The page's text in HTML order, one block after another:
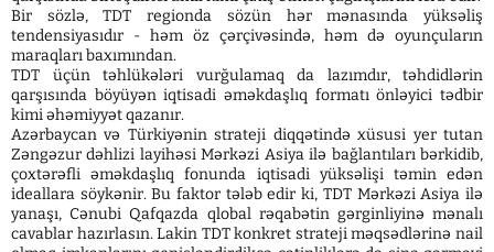
Bir sözlə, TDT regionda sözün hər mənasında yüksəliş
tendensiyasıdır - həm öz çərçivəsində, həm də oyunçuların
maraqları baxımından.
TDT üçün təhlükələri vurğulamaq da lazımdır, təhdidlərin
qarşısında böyüyən iqtisadi əməkdaşlıq formatı önləyici tədbir
kimi əhəmiyyət qazanır.
Azərbaycan və Türkiyənin strateji diqqətində xüsusi yer tutan
Zəngəzur dəhlizi layihəsi Mərkəzi Asiya ilə bağlantıları bərkidib,
çoxtərəfli əməkdaşlıq fonunda iqtisadi yüksəlişi təmin edən
ideallara söykənir. Bu faktor tələb edir ki, TDT Mərkəzi Asiya ilə
yanaşı, Cənubi Qafqazda qlobal rəqabətin gərginliyinə mənalı
cavablar hazırlasın. Lakin TDT konkret strateji məqsədlərinə nail